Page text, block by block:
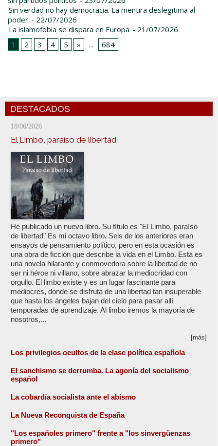
Sin verdad no hay democracia. La mentira deslegitima al
poder - 22/07/2026
La islamofobia se dispara en Europa - 21/07/2026
1
2 3 4 5 » ... 684
DESTACADOS
18/06/2026
El Limbo, paraíso de libertad
He publicado un nuevo libro. Su título es "El Limbo, paraíso
de libertad" Es mi octavo libro. Seis de los anteriores eran
ensayos de pensamiento político, pero en esta ocasión es
una obra de ficción que describe la vida en el Limbo. Esta es
una novela hilarante y conmovedora sobre la libertad de no
ser ni héroe ni villano, sobre abrazar la mediocridad con
orgullo. El limbo existe y es un lugar fascinante para
mediocres, donde se disfruta de una libertad tan insuperable
que hasta los ángeles bajan del cielo para pasar allí
temporadas de aprendizaje. Al limbo iremos la mayoría de
nosotros,...
[más]
Los privilegios ocultos de la clase política española
El sanchismo se derrumba. La agonía del socialismo
español
La cobardía socialista ante el abismo
La Nueva Reconquista de España
"Los españoles primero" frente a "los sinvergüenzas
primero"